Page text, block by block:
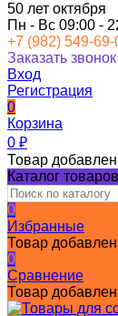
50 лет октября
Пн - Вс 09:00 -
+7 (982) 549-69-
Заказать звонок
Вход
Регистрация
0
Корзина
0 ₽
Товар добавлен
Каталог товаров
0
Избранные
Товар
0
Сравнение
Товар